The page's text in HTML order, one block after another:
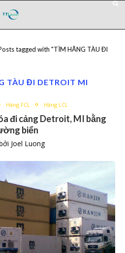
tagged with "TÌM HÃNG TÀU ĐI
TÀU ĐI DETROIT MI
Hàng FCL Hàng LCL
đi cảng Detroit, MI bằng
biển
Joel Luong